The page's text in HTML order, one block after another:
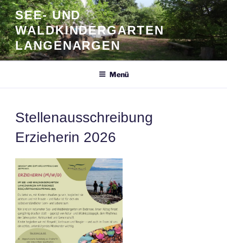
Zum
Inhalt
springen
SEE- UND
WALDKINDERGARTEN
LANGENARGEN
Menü
Stellenausschreibung
Erzieherin 2026